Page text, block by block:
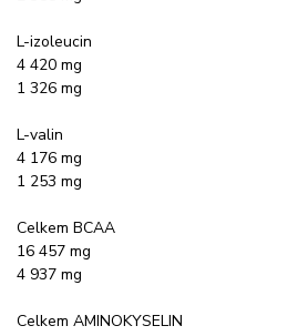
L-izoleucin
4 420 mg
1 326 mg
L-valin
4 176 mg
1 253 mg
Celkem BCAA
16 457 mg
4 937 mg
Celkem AMINOKYSELIN